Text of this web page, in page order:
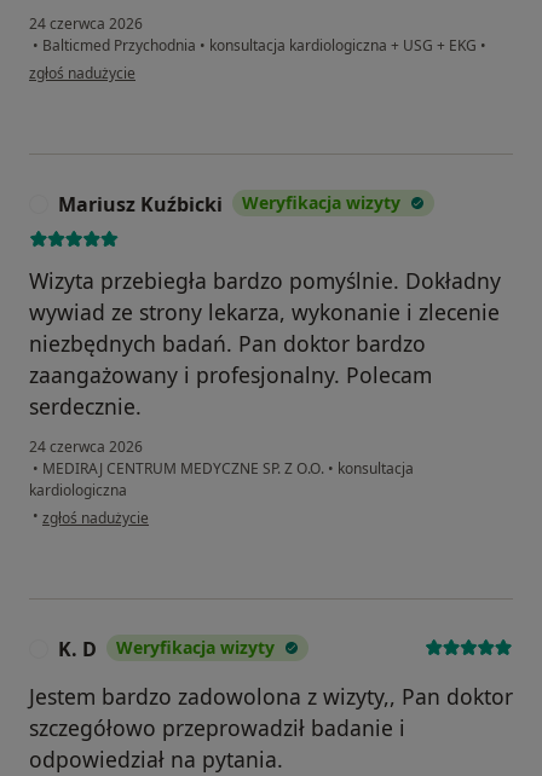
24 czerwca 2026
• Balticmed Przychodnia • konsultacja kardiologiczna + USG + EKG •
w opinii użytkownika Andrzej
zgłoś nadużycie
Mariusz Kuźbicki Weryfikacja wizyty
Wizyta przebiegła bardzo pomyślnie. Dokładny
wywiad ze strony lekarza, wykonanie i zlecenie
niezbędnych badań. Pan doktor bardzo
zaangażowany i profesjonalny. Polecam
serdecznie.
24 czerwca 2026
• MEDIRAJ CENTRUM MEDYCZNE SP. Z O.O. • konsultacja
kardiologiczna
• w opinii użytkownika Mariusz Kuźbicki
zgłoś nadużycie
K. D Weryfikacja wizyty
Jestem bardzo zadowolona z wizyty,, Pan doktor
szczegółowo przeprowadził badanie i
odpowiedział na pytania.